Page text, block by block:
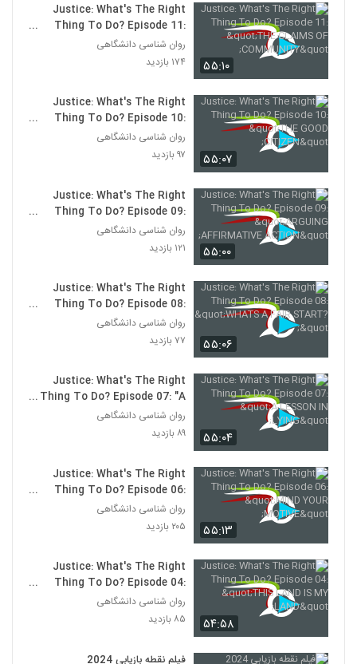
۵۵:۱۰
Justice: What's The Right
Thing To Do? Episode 11:
"THE CLAIMS OF
COMMUNITY"
روان شناسی دانشگاهی
۱۷۴ بازدید
۵۵:۰۷
Justice: What's The Right
Thing To Do? Episode 10:
"THE GOOD CITIZEN"
روان شناسی دانشگاهی
۹۷ بازدید
۵۵:۰۰
Justice: What's The Right
Thing To Do? Episode 09:
"ARGUING AFFIRMATIVE
ACTION"
روان شناسی دانشگاهی
۱۲۱ بازدید
۵۵:۰۶
Justice: What's The Right
Thing To Do? Episode 08:
"WHATS A FAIR START?"
روان شناسی دانشگاهی
۷۷ بازدید
۵۵:۰۴
Justice: What's The Right
Thing To Do? Episode 07: "A
LESSON IN LYING"
روان شناسی دانشگاهی
۸۹ بازدید
۵۵:۱۳
Justice: What's The Right
Thing To Do? Episode 06:
"MIND YOUR MOTIVE"
روان شناسی دانشگاهی
۲۰۵ بازدید
۵۴:۵۸
Justice: What's The Right
Thing To Do? Episode 04:
"THIS LAND IS MY LAND"
روان شناسی دانشگاهی
۸۵ بازدید
فیلم نقطه بازیابی 2024